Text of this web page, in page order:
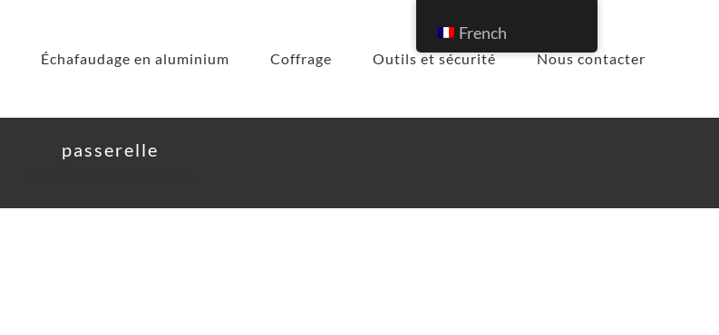
Échafaudage en aluminium Coffrage Outils et sécurité Nous contacter
passerelle
French